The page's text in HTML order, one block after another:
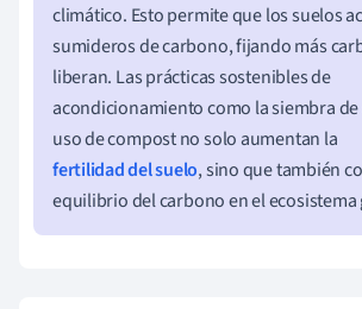
climático. Esto permite que los suelos
sumideros de carbono, fijando más
liberan. Las prácticas sostenibles de
acondicionamiento como la siembra
uso de compost no solo aumentan la
fertilidad del suelo, sino que también
equilibrio del carbono en el ecosistema